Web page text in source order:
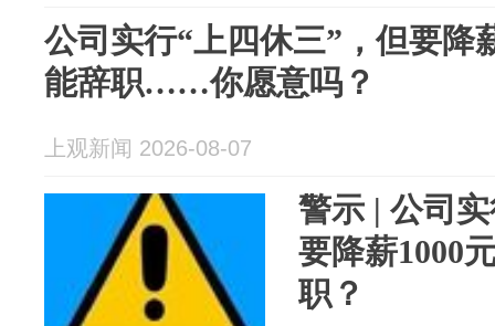
公司实行“上四休三”，但要降
能辞职……你愿意吗？
上观新闻 2026-08-07
警示 | 公司
要降薪1000
职？